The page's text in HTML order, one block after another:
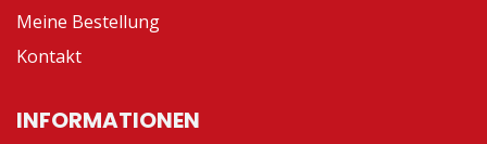
Meine Bestellung
Kontakt
INFORMATIONEN